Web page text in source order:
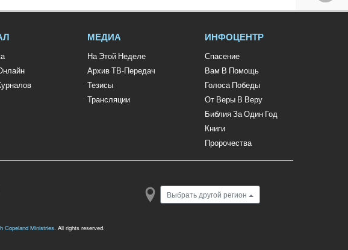
МЕДИА
На Этой Неделе
Архив ТВ-Передач
Тезисы
Трансляции
ИНФОЦЕНТР
Спасение
Вам В Помощь
Голоса Победы
От Веры В Веру
Библия За Один Год
Книги
Пророчества
Выбрать другой регион
Copeland Ministries. All rights reserved.